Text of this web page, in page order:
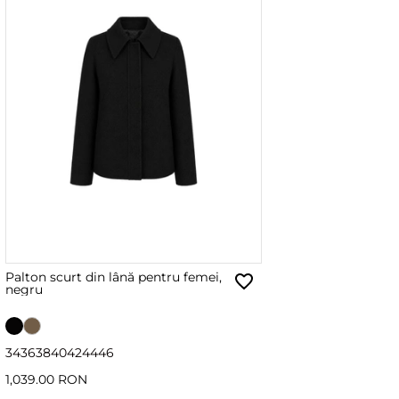
Palton scurt din lână pentru femei,
negru
34363840424446
1,039.00 RON